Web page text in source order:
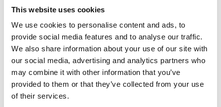
This website uses cookies
We use cookies to personalise content and ads, to
provide social media features and to analyse our traffic.
We also share information about your use of our site with
our social media, advertising and analytics partners who
may combine it with other information that you’ve
provided to them or that they’ve collected from your use
of their services.
AQTON Private Equity GmbH
AQTON PE est une société holding détenue à 100
% par l'entrepreneur allemand Stefan Quandt et
combine des investissements en capital-risque et
en capital-investissement.